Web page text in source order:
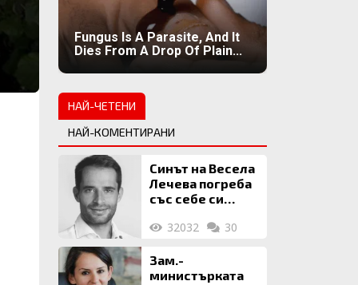
Fungus Is A Parasite, And It
Dies From A Drop Of Plain...
НАЙ-ЧЕТЕНИ
НАЙ-КОМЕНТИРАНИ
Синът на Весела
Лечева погреба
със себе си
млн. евро
32032 30
Зам.-
министърката